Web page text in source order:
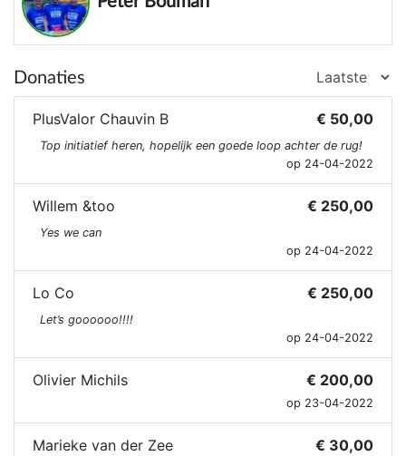
Donaties
PlusValor Chauvin B € 50,00
Top initiatief heren, hopelijk een goede loop achter de rug!
op 24-04-2022
Willem &too € 250,00
Yes we can
op 24-04-2022
Lo Co € 250,00
Let’s goooooo!!!!
op 24-04-2022
Olivier Michils € 200,00
op 23-04-2022
Marieke van der Zee € 30,00